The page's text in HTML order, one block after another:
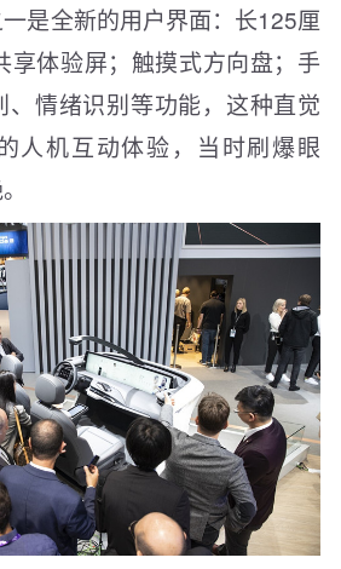
是全新的用户界面：长125厘
享体验屏；触摸式方向盘；手
、情绪识别等功能，这种直觉
人机互动体验，当时刷爆眼